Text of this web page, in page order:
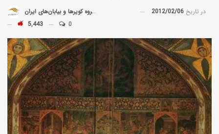
توسط گروه کویرها و بیابان‌های ایران در تاریخ 2012/02/06
5,443
0